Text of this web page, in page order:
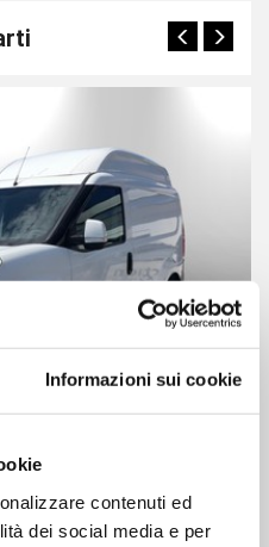
Informazioni sui cookie
contenuti ed
dei social media e per